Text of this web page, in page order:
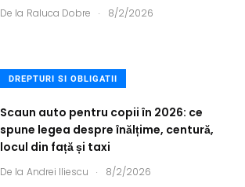
De la Raluca Dobre . 8/2/2026
DREPTURI SI OBLIGATII
Scaun auto pentru copii în 2026: ce
spune legea despre înălțime, centură,
locul din față și taxi
De la Andrei Iliescu . 8/2/2026